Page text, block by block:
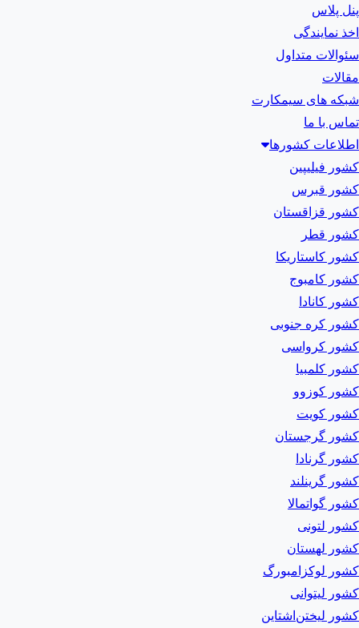
پنل پلاس
اخذ نمایندگی
سئوالات متداول
مقالات
شبکه های سیمکارت
تماس با ما
اطلاعات کشورها
کشور فیلیپین
کشور قبرس
کشور قزاقستان
کشور قطر
کشور کاستاریکا
کشور کامبوج
کشور کانادا
کشور کره جنوبی
کشور کرواسی
کشور کلمبیا
کشور کوزوو
کشور کویت
کشور گرجستان
کشور گرنادا
کشور گرینلند
کشور گواتمالا
کشور لتونی
کشور لهستان
کشور لوکزامبورگ
کشور لیتوانی
کشور لیختن‌اشتاین